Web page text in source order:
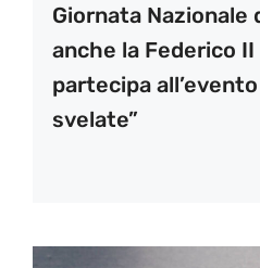
Giornata Nazionale
anche la Federico II
partecipa
svelate”